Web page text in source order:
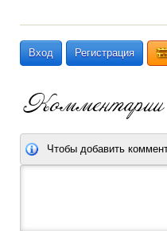
Вход Регистрация
Чтобы добавить